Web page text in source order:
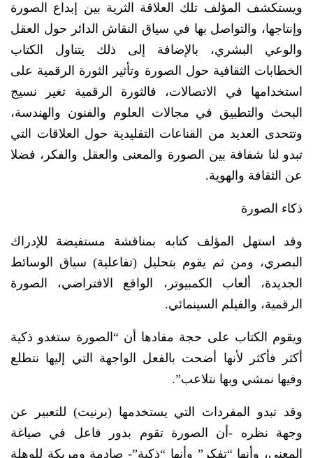
ويستكشف المؤلف تلك العلاقة الثرية بين إبداع الصورة
وإنتاجها، والتواصل بها في سياق النقاش الدائر حول العقل
والوعي البشري، بالإضافة إلى ذلك يتناول الكتاب
الخطابات الثقافية حول الصورة وتأثير الثورة الرقمية على
استخدامها في الاتصالات، فالثورة الرقمية تغير نسيج
البحث والتطبيق في مجالات العلوم والفنون والهندسة،
وتتحدى العديد من القناعات التقليدية حول العلاقات التي
تبدو لنا شفافة بين الصورة والمعنى والعقل والفكر، فضلا
عن الثقافة والهوية.
ذكاء الصورة
وقد استهل المؤلف كتابه بمناقشة مستفيضة للإدراك
البصري، ومن ثم يقوم بتحليل (تفاعلية) سياق الوسائط
الجديدة، ألعاب الكمبيوتر، الواقع الافتراضي، الصورة
الرقمية، والفيلم السينمائي.
ويقوم الكتاب على حجة مفادها أن “الصورة ستغدو ذكية
أكثر فأكثر لأنها أضحت بالفعل الواجهة التي إليها نتطلع
وفيها نمشي وبها نتلاعب”.
وقد تبدو المفردات التي يستخدمها (برنيت) للتعبير عن
وجهة نظره -أن الصورة تقوم بدور فاعل في صياغة
المعنى، وأنها “تفكر” وأنها “ذكية”- صادمة ومربكة للوهلة